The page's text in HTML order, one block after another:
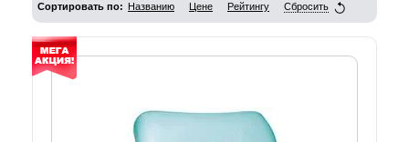
Сортировать по: Названию Цене Рейтингу Сбросить